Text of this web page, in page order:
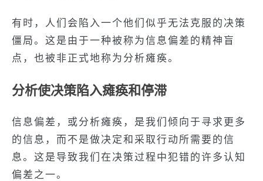
有时，人们会陷入一个他们似乎无法克服的决策
僵局。这是由于一种被称为信息偏差的精神盲
点，也被非正式地称为分析瘫痪。
分析使决策陷入瘫痪和停滞
信息偏差，或分析瘫痪，是我们倾向于寻求更多
的信息，而不是做决定和采取行动所需要的信
息。这是导致我们在决策过程中犯错的许多认知
偏差之一。